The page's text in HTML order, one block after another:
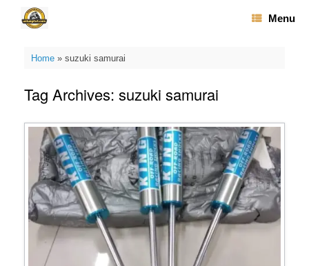
Menu
Home» suzuki samurai
Tag Archives: suzuki samurai